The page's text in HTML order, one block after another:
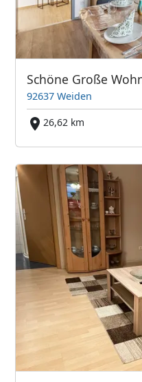
92637 Weiden
26,62 km